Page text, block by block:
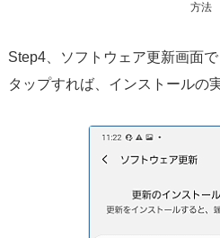
方法
Step4、ソフトウェア更新画面
タップすれば、インストールの